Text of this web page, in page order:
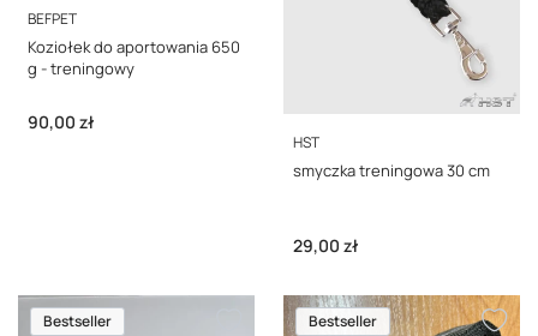
PRODUCENT
BEFPET
Koziołek do aportowania 650
g - treningowy
Cena
90,00 zł
PRODUCENT
HST
smyczka treningowa 30 cm
Cena
29,00 zł
Bestseller Bestseller